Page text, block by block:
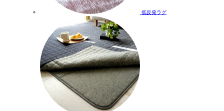
低反発ラグ